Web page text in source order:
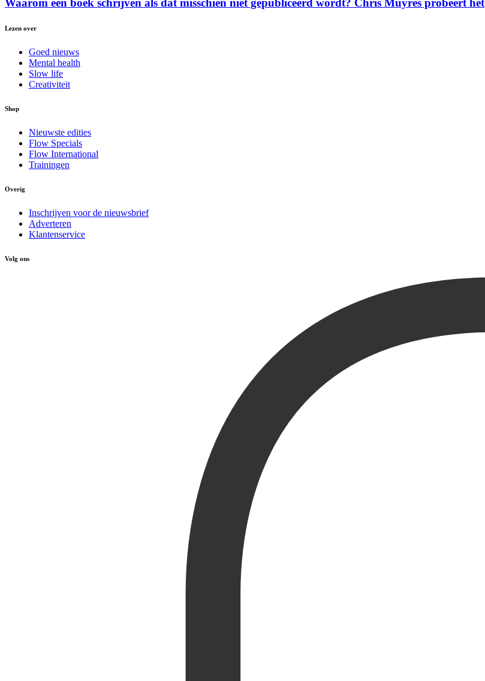
Waarom een boek schrijven als dat misschien niet gepubliceerd wordt? Chris Muyres probeert het
Lezen over
Goed nieuws
Mental health
Slow life
Creativiteit
Shop
Nieuwste edities
Flow Specials
Flow International
Trainingen
Overig
Inschrijven voor de nieuwsbrief
Adverteren
Klantenservice
Volg ons